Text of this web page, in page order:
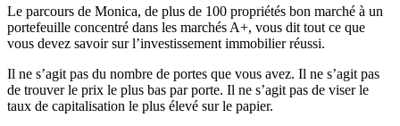
Le parcours de Monica, de plus de 100 propriétés bon marché à un
portefeuille concentré dans les marchés A+, vous dit tout ce que
vous devez savoir sur l’investissement immobilier réussi.
Il ne s’agit pas du nombre de portes que vous avez. Il ne s’agit pas
de trouver le prix le plus bas par porte. Il ne s’agit pas de viser le
taux de capitalisation le plus élevé sur le papier.